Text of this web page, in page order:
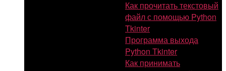
Как прочитать текстовый
файл с помощью Python
Tkinter
Программа выхода
Python Tkinter
Как принимать